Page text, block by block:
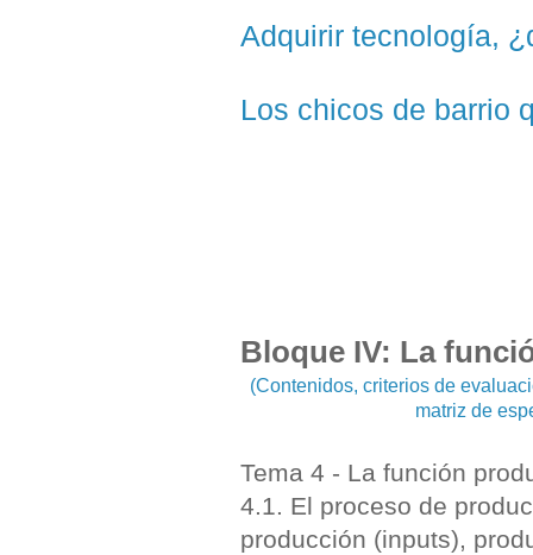
Adquirir tecnología,
Los chicos de barrio
Bloque IV: La
(Contenidos, criterios de
matriz de
Tema 4 - La función
4.1. El proceso de
producción (inputs),